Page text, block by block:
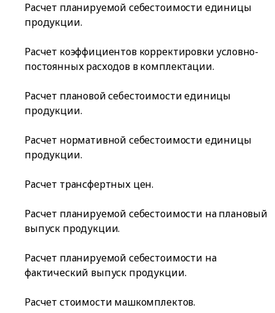
Расчет планируемой себестоимости единицы
продукции.
Расчет коэффициентов корректировки условно-
постоянных расходов в комплектации.
Расчет плановой себестоимости единицы
продукции.
Расчет нормативной себестоимости единицы
продукции.
Расчет трансфертных цен.
Расчет планируемой себестоимости на плановый
выпуск продукции.
Расчет планируемой себестоимости на
фактический выпуск продукции.
Расчет стоимости машкомплектов.